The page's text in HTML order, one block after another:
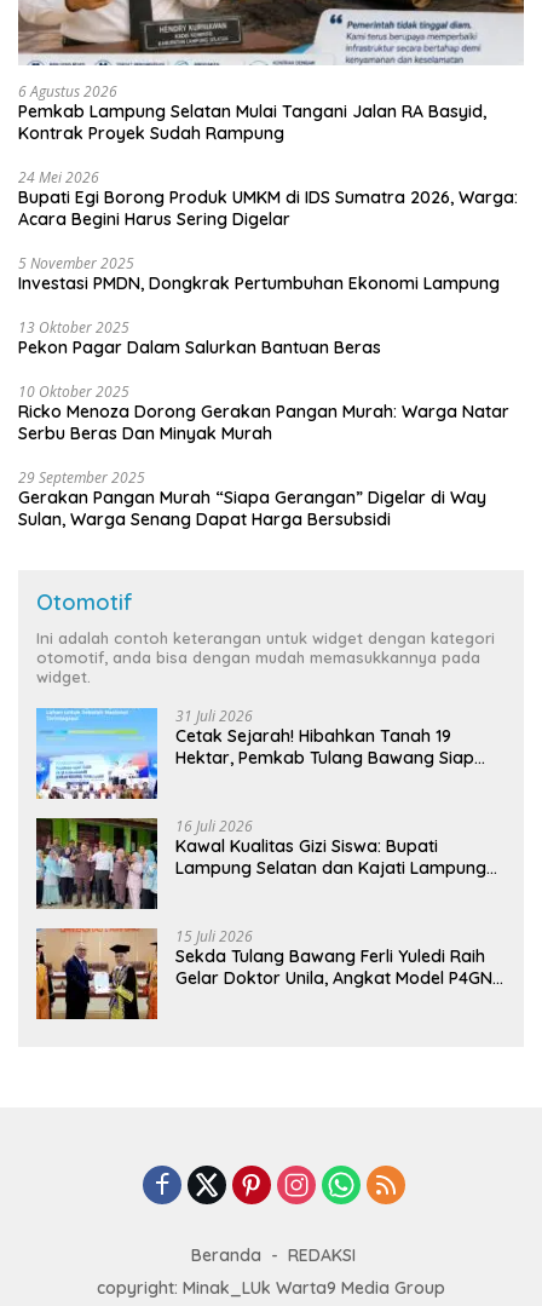
6 Agustus 2026
Pemkab Lampung Selatan Mulai Tangani Jalan RA Basyid,
Kontrak Proyek Sudah Rampung
24 Mei 2026
Bupati Egi Borong Produk UMKM di IDS Sumatra 2026, Warga:
Acara Begini Harus Sering Digelar
5 November 2025
Investasi PMDN, Dongkrak Pertumbuhan Ekonomi Lampung
13 Oktober 2025
Pekon Pagar Dalam Salurkan Bantuan Beras
10 Oktober 2025
Ricko Menoza Dorong Gerakan Pangan Murah: Warga Natar
Serbu Beras Dan Minyak Murah
29 September 2025
Gerakan Pangan Murah “Siapa Gerangan” Digelar di Way
Sulan, Warga Senang Dapat Harga Bersubsidi
Otomotif
Ini adalah contoh keterangan untuk widget dengan kategori
otomotif, anda bisa dengan mudah memasukkannya pada
widget.
31 Juli 2026
Cetak Sejarah! Hibahkan Tanah 19
Hektar, Pemkab Tulang Bawang Siap
16 Juli 2026
Kawal Kualitas Gizi Siswa: Bupati
Lampung Selatan dan Kajati Lampung
15 Juli 2026
Sekda Tulang Bawang Ferli Yuledi Raih
Gelar Doktor Unila, Angkat Model P4GN
Beranda
REDAKSI
copyright: Minak_LUk Warta9 Media Group